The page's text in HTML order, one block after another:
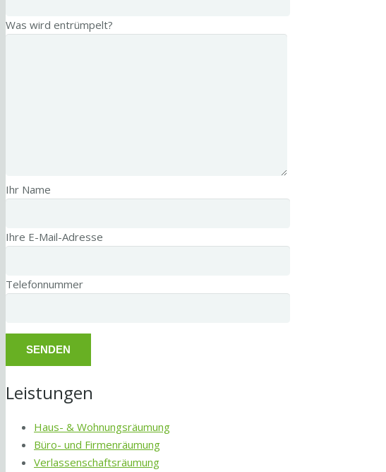
Was wird entrümpelt?
Ihr Name
Ihre E-Mail-Adresse
Telefonnummer
Leistungen
Haus- & Wohnungsräumung
Büro- und Firmenräumung
Verlassenschaftsräumung